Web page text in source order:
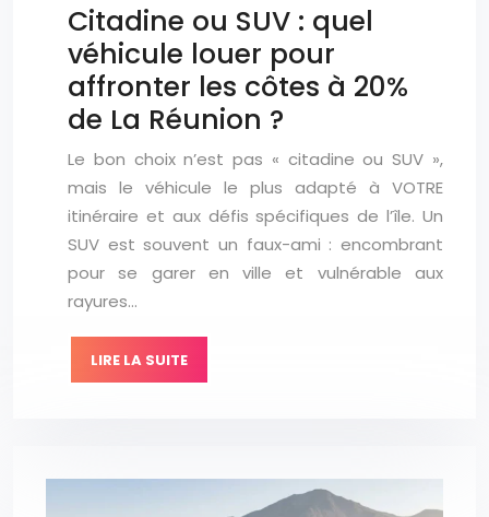
Citadine ou SUV : quel
véhicule louer pour
affronter les côtes à 20%
de La Réunion ?
Le bon choix n’est pas « citadine ou SUV »,
mais le véhicule le plus adapté à VOTRE
itinéraire et aux défis spécifiques de l’île. Un
SUV est souvent un faux-ami : encombrant
pour se garer en ville et vulnérable aux
rayures…
LIRE LA SUITE